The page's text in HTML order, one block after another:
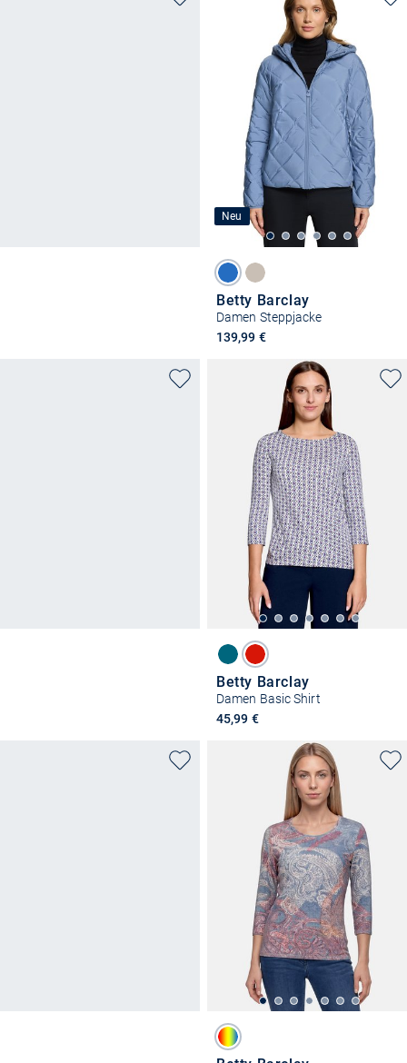
Neu
Betty Barclay
Damen Steppjacke
139,99 €
Betty Barclay
Damen Basic Shirt
45,99 €